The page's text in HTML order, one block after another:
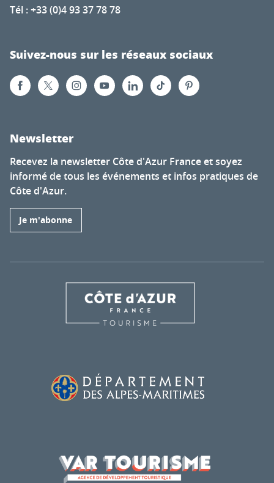
Tél : +33 (0)4 93 37 78 78
Suivez-nous sur les réseaux sociaux
Newsletter
Recevez la newsletter Côte d'Azur France et soyez
informé de tous les événements et infos pratiques de
Côte d'Azur.
Je m'abonne